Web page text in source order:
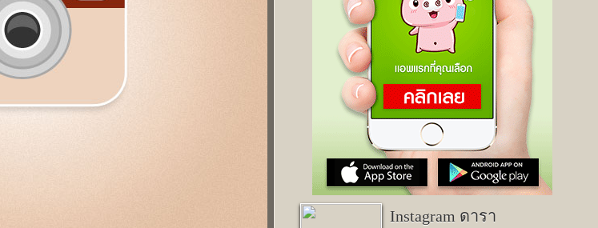
Instagram ดารา